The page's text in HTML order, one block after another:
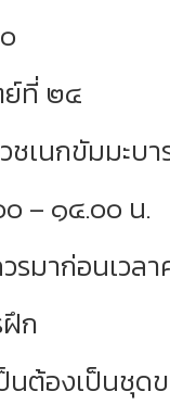
ย์ที่ ๒๔
ชเนกขัมมะบา
– ๑๔.๐๐ น.
มาก่อนเวลา
ก
นต้องเป็นชุด